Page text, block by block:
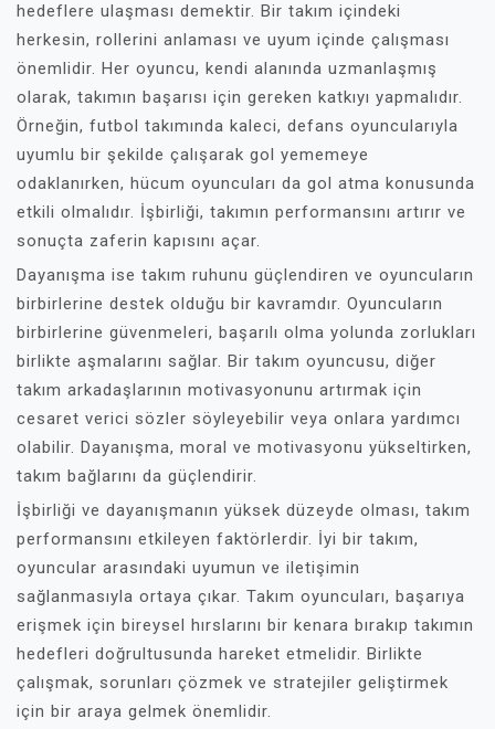
hedeflere ulaşması demektir. Bir takım içindeki
herkesin, rollerini anlaması ve uyum içinde çalışması
önemlidir. Her oyuncu, kendi alanında uzmanlaşmış
olarak, takımın başarısı için gereken katkıyı yapmalıdır.
Örneğin, futbol takımında kaleci, defans oyuncularıyla
uyumlu bir şekilde çalışarak gol yememeye
odaklanırken, hücum oyuncuları da gol atma konusunda
etkili olmalıdır. İşbirliği, takımın performansını artırır ve
sonuçta zaferin kapısını açar.
Dayanışma ise takım ruhunu güçlendiren ve oyuncuların
birbirlerine destek olduğu bir kavramdır. Oyuncuların
birbirlerine güvenmeleri, başarılı olma yolunda zorlukları
birlikte aşmalarını sağlar. Bir takım oyuncusu, diğer
takım arkadaşlarının motivasyonunu artırmak için
cesaret verici sözler söyleyebilir veya onlara yardımcı
olabilir. Dayanışma, moral ve motivasyonu yükseltirken,
takım bağlarını da güçlendirir.
İşbirliği ve dayanışmanın yüksek düzeyde olması, takım
performansını etkileyen faktörlerdir. İyi bir takım,
oyuncular arasındaki uyumun ve iletişimin
sağlanmasıyla ortaya çıkar. Takım oyuncuları, başarıya
erişmek için bireysel hırslarını bir kenara bırakıp takımın
hedefleri doğrultusunda hareket etmelidir. Birlikte
çalışmak, sorunları çözmek ve stratejiler geliştirmek
için bir araya gelmek önemlidir.